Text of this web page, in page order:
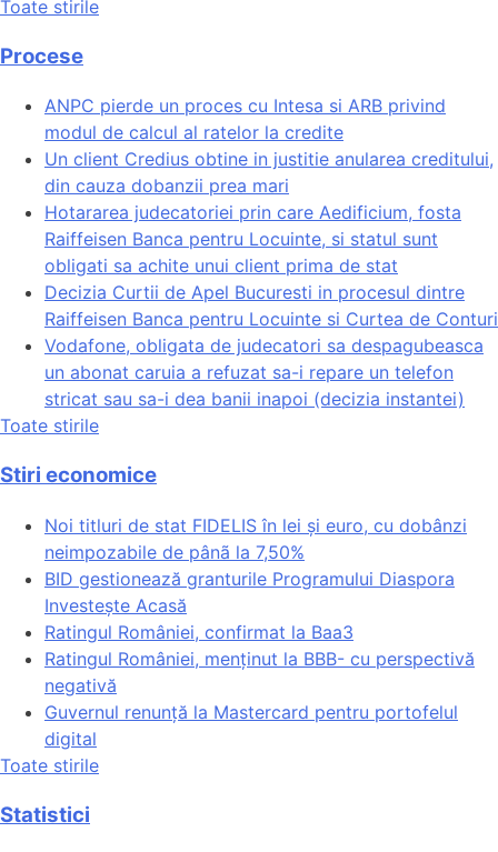
Toate stirile
Procese
ANPC pierde un proces cu Intesa si ARB privind
modul de calcul al ratelor la credite
Un client Credius obtine in justitie anularea creditului,
din cauza dobanzii prea mari
Hotararea judecatoriei prin care Aedificium, fosta
Raiffeisen Banca pentru Locuinte, si statul sunt
obligati sa achite unui client prima de stat
Decizia Curtii de Apel Bucuresti in procesul dintre
Raiffeisen Banca pentru Locuinte si Curtea de Conturi
Vodafone, obligata de judecatori sa despagubeasca
un abonat caruia a refuzat sa-i repare un telefon
stricat sau sa-i dea banii inapoi (decizia instantei)
Toate stirile
Stiri economice
Noi titluri de stat FIDELIS în lei și euro, cu dobânzi
neimpozabile de pânã la 7,50%
BID gestionează granturile Programului Diaspora
Investește Acasă
Ratingul României, confirmat la Baa3
Ratingul României, menținut la BBB- cu perspectivă
negativă
Guvernul renunță la Mastercard pentru portofelul
digital
Toate stirile
Statistici